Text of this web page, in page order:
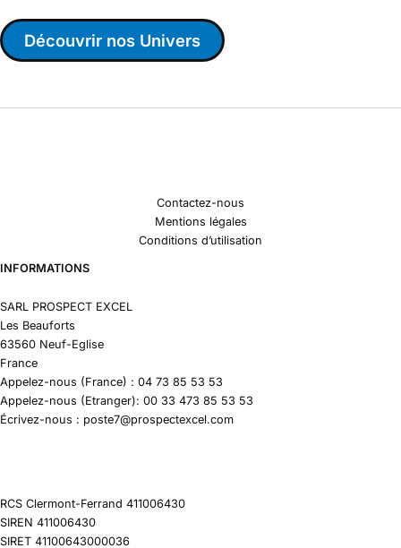
Découvrir nos Univers
Contactez-nous
Mentions légales
Conditions d’utilisation
INFORMATIONS
SARL PROSPECT EXCEL
Les Beauforts
63560 Neuf-Eglise
France
Appelez-nous (France) : 04 73 85 53 53
Appelez-nous (Etranger): 00 33 473 85 53 53
Écrivez-nous : poste7@prospectexcel.com
RCS Clermont-Ferrand 411006430
SIREN 411006430
SIRET 41100643000036